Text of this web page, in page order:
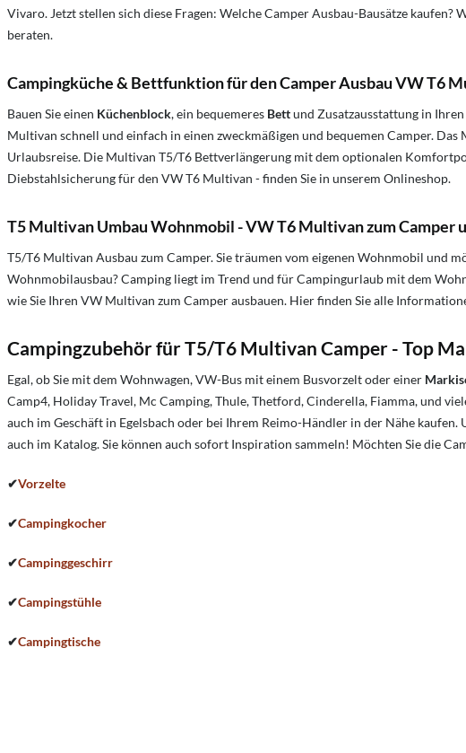
Vivaro. Jetzt stellen sich diese Fragen: Welche Camper Ausbau-Bausätze kaufen?
beraten.
Campingküche & Bettfunktion für den Camper Ausbau VW T6
Bauen Sie einen Küchenblock, ein bequemeres Bettund Zusatzausstattung in
Multivan schnell und einfach in einen zweckmäßigen und bequemen Camper.
Urlaubsreise. Die Multivan T5/T6 Bettverlängerung mit dem optionalen
Diebstahlsicherung für den VW T6 Multivan - finden Sie in unserem Onlineshop.
T5 Multivan Umbau Wohnmobil - VW T6 Multivan zum Camper
T5/T6 Multivan Ausbau zum Camper. Sie träumen vom eigenen Wohnmobil und
Wohnmobilausbau? Camping liegt im Trend und für Campingurlaub mit dem
wie Sie Ihren VW Multivan zum Camper ausbauen. Hier finden Sie alle
Campingzubehör für T5/T6 Multivan Camper - Top
Egal, ob Sie mit dem Wohnwagen, VW-Bus mit einem Busvorzelt oder einer
Camp4, Holiday Travel, Mc Camping, Thule, Thetford, Cinderella, Fiamma, und
auch im Geschäft in Egelsbach oder bei Ihrem Reimo-Händler in der Nähe
auch im Katalog. Sie können auch sofort Inspiration sammeln! Möchten Sie die
✔Vorzelte
✔Campingkocher
✔Campinggeschirr
✔Campingstühle
✔Campingtische